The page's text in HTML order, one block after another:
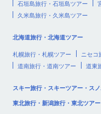
石垣島旅行・石垣島ツアー
久米島旅行・久米島ツアー
北海道旅行・北海道ツアー
札幌旅行・札幌ツアー
ニセコ
道南旅行・道南ツアー
道東
スキー旅行・スキーツアー・ス
東北旅行・新潟旅行・東北ツア